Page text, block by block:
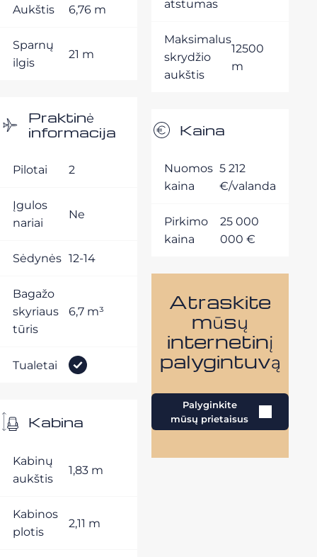
Aukštis 6,76 m
Sparnų
ilgis
21 m
Praktinė
informacija
Pilotai 2
Įgulos
nariai
Ne
Sėdynės 12-14
Bagažo
skyriaus
tūris
6,7 m³
Tualetai
Kabina
Kabinų
aukštis
1,83 m
Kabinos
plotis
2,11 m
atstumas
Maksimalus
skrydžio
aukštis
12500
m
Kaina
Nuomos
kaina
5 212
€/valanda
Pirkimo
kaina
25 000
000 €
Atraskite
mūsų
internetinį
palygintuvą
Palyginkite
mūsų prietaisus